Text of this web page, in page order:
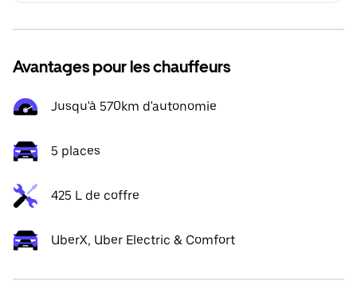
Avantages pour les chauffeurs
Jusqu'à 570km d'autonomie
5 places
425 L de coffre
UberX, Uber Electric & Comfort